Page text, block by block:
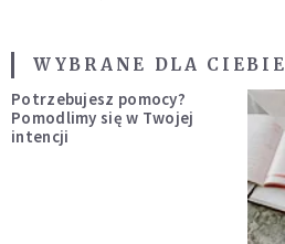
WYBRANE DLA CIEBIE
Potrzebujesz pomocy?
Pomodlimy się w Twojej
intencji